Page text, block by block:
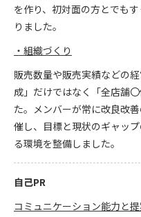
を作り、初対面の方とでも
りました。
・組織づくり
販売数量や販売実績などの
成」だけではなく「全店舗
た。メンバーが常に改良改
催し、目標と現状のギャッ
る環境を整備しました。
自己PR
コミュニケーション能力と